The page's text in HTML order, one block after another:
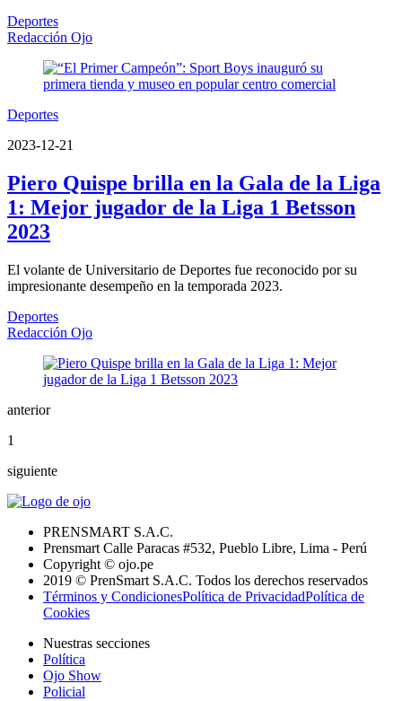
Deportes
Redacción Ojo
Deportes
2023-12-21
Piero Quispe brilla en la Gala de la Liga
1: Mejor jugador de la Liga 1 Betsson
2023
El volante de Universitario de Deportes fue reconocido por su
impresionante desempeño en la temporada 2023.
Deportes
Redacción Ojo
anterior
1
siguiente
PRENSMART S.A.C.
Prensmart Calle Paracas #532, Pueblo Libre, Lima - Perú
Copyright © ojo.pe
2019 © PrenSmart S.A.C. Todos los derechos reservados
Términos y CondicionesPolítica de PrivacidadPolítica de
Cookies
Nuestras secciones
Política
Ojo Show
Policial